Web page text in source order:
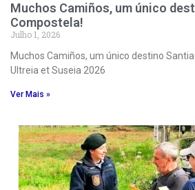
Muchos Camiños, um único
Compostela!
Julho 1, 2026
Muchos Camiños, um único destino
Ultreia et Suseia 2026
Ver Mais »